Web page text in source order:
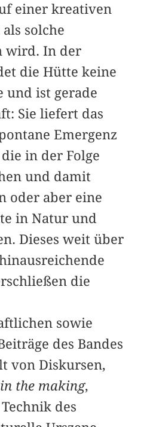
einer kreativen
solche
wird. In der
die Hütte keine
und ist gerade
Sie liefert das
Emergenz
in der Folge
und damit
oder aber eine
in Natur und
Dieses weit über
die
sowie
des Bandes
von Diskursen,
in the making,
des